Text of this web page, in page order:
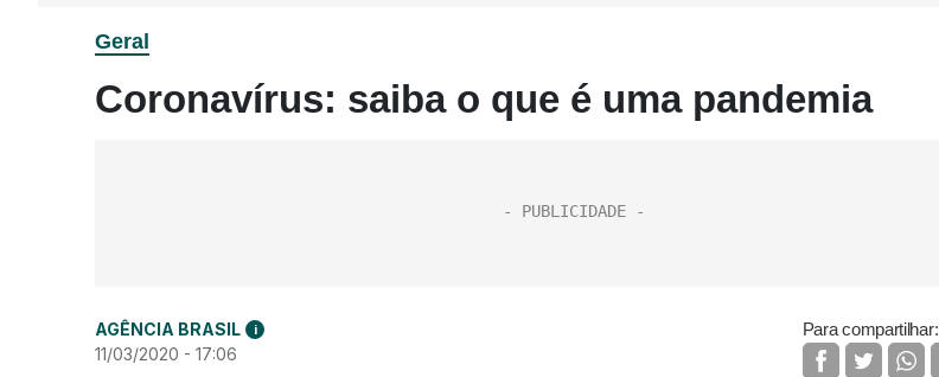
Geral
Coronavírus: saiba o que é uma pandemia
AGÊNCIA BRASIL i
11/03/2020 - 17:06
Para compartilhar: